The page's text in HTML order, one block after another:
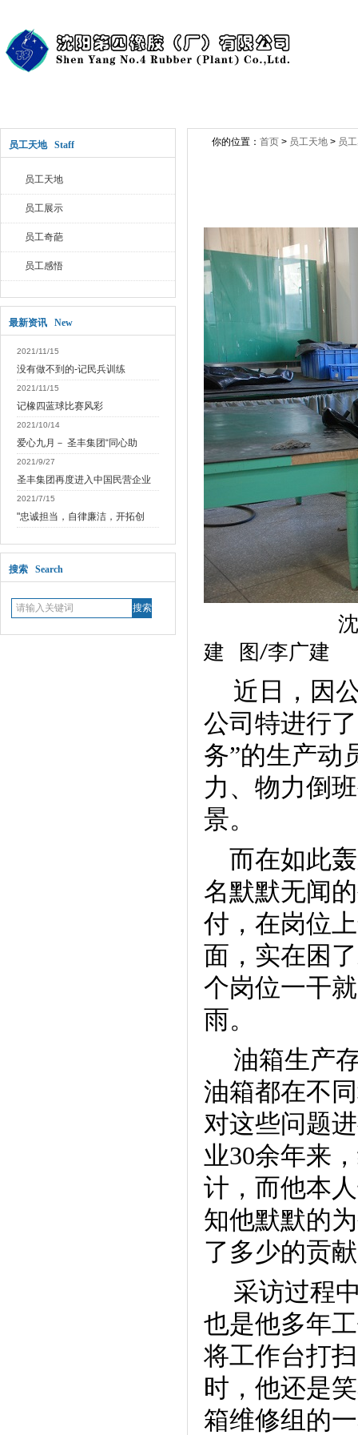
员工天地 Staff
员工天地
员工展示
员工奇葩
员工感悟
最新资讯 New
2021/11/15
没有做不到的-记民兵训练
2021/11/15
记橡四蓝球比赛风彩
2021/10/14
爱心九月－ 圣丰集团“同心助
2021/9/27
圣丰集团再度进入中国民营企业
2021/7/15
"忠诚担当，自律廉洁，开拓创
搜索 Search
你的位置： 首页 > 员工天地 > 员
建
图 /李广建
近日，因
公司特进行
务”的生产动
力、物力倒
景。
而在如此
名默默无闻
付，在岗位
面，实在困
个岗位一干
雨。
油箱生产
油箱都在不
对这些问题
业30余年来
计，而他本
知他默默的
了多少的贡
采访过程
也是他多年
将工作台打
时，他还是
箱维修组的